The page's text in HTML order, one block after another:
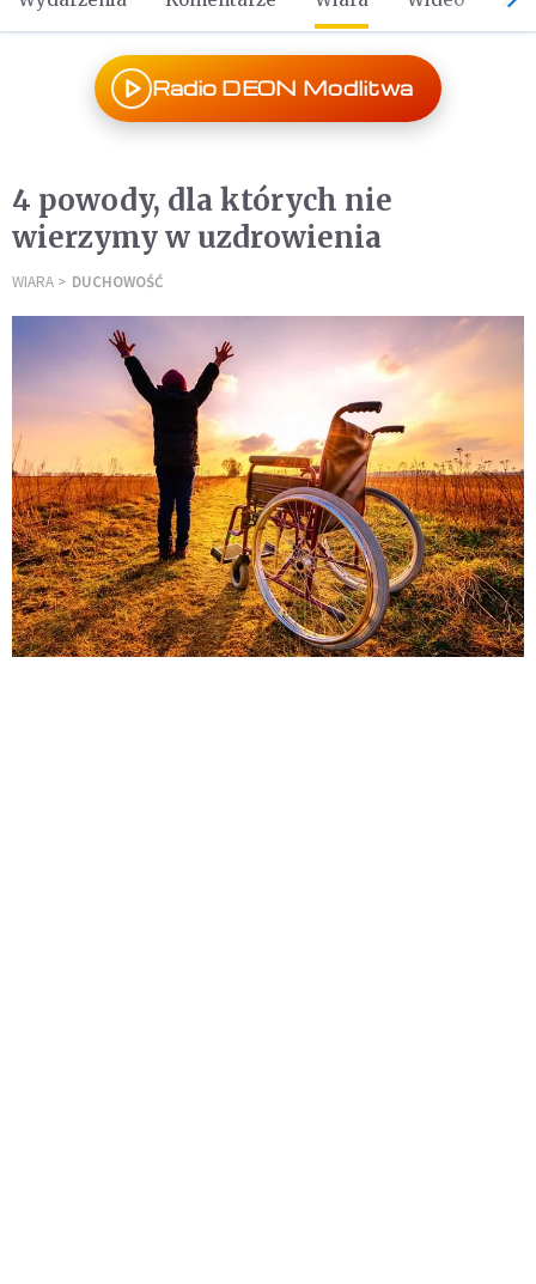
Radio DEON Modlitwa
4 powody, dla których nie
wierzymy w uzdrowienia
WIARA DUCHOWOŚĆ